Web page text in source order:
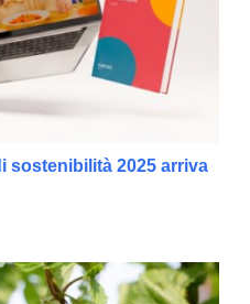
sostenibilità 2025 arriva